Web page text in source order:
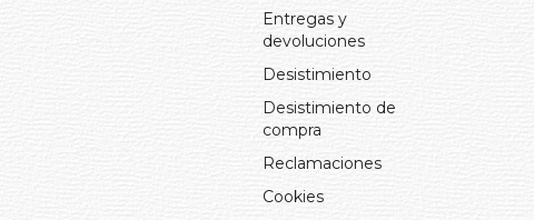
Entregas y
devoluciones
Desistimiento
Desistimiento de
compra
Reclamaciones
Cookies